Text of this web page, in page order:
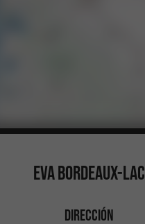
EVA BORDEAUX-LAC
DIRECCIÓN